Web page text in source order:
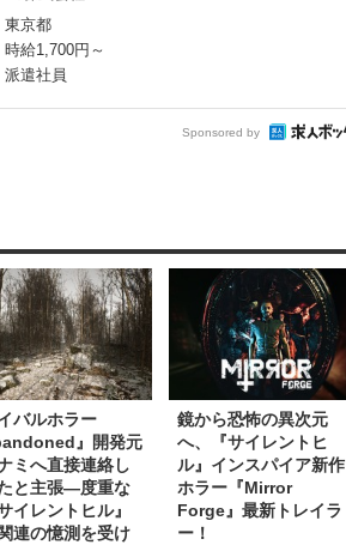
東京都
時給1,700円～
派遣社員
Sponsored by
バルホラー
』開発元
ミへ直接連絡し
と主張―度重な
イレントヒル』
連の憶測を受け
鏡から恐怖の異次元
へ、『サイレントヒ
ル』インスパイア新作
ホラー『Mirror
Forge』最新トレイラ
ー！